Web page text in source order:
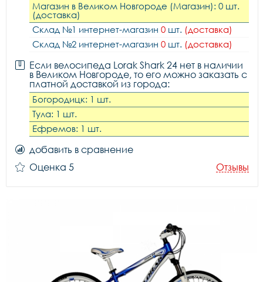
Магазин в Великом Новгороде (Магазин): 0 шт.
(доставка)
Склад №1 интернет-магазин 0 шт. (доставка)
Склад №2 интернет-магазин 0 шт. (доставка)
Если велосипеда Lorak Shark 24 нет в наличии
в Великом Новгороде, то его можно заказать с
платной доставкой из города:
Богородицк: 1 шт.
Тула: 1 шт.
Ефремов: 1 шт.
добавить в сравнение
Оценка 5
Отзывы